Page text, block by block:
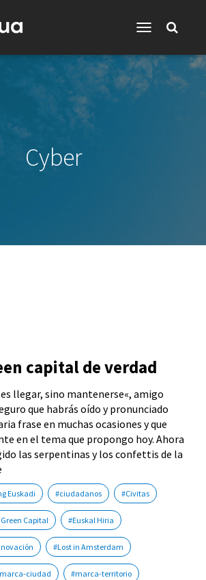
Cyber
capital de verdad
llegar, sino mantenerse«, amigo
que habrás oído y pronunciado
frase en muchas ocasiones y que
en el tema que propongo hoy. Ahora
las serpentinas y los confettis de la
Euskadi #ciudadanos #Civitas
Capital #Euskal Hiria
#Lost in Amsterdam
ciudad #marca-territorio